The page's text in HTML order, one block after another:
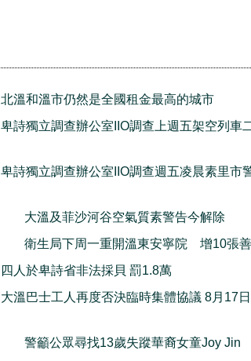
北溫和溫市仍然是全國租金最高的城市
卑詩獨立調查辦公室IIO調查上週五架空列車
卑詩獨立調查辦公室IIO調查週五凌晨素里市
大溫及菲沙河谷空氣質素警告今解除
衛生局下周一重開溫東安寧院 增10張
四人於卑詩省非法採貝 罰1.8萬
大溫巴士工人再度否決臨時集體協議 8月17
警籲公眾尋找13歲失蹤華裔女童Joy Jin